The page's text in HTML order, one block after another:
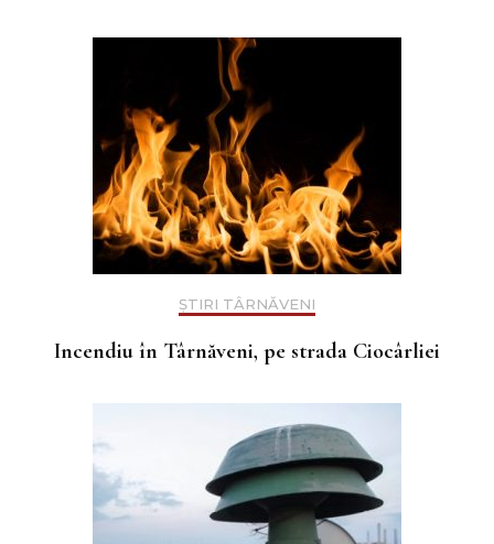
ȘTIRI TÂRNĂVENI
Incendiu în Târnăveni, pe strada Ciocârliei